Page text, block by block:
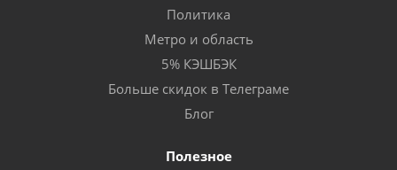
Политика
Метро и область
5% КЭШБЭК
Больше скидок в Телеграме
Блог
Полезное